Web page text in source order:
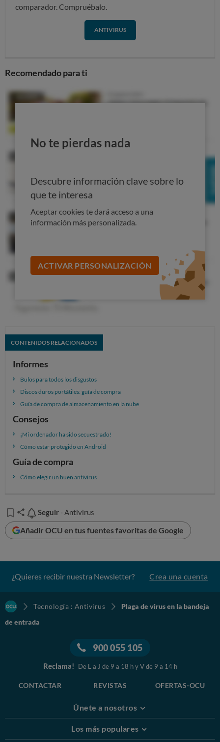
comparador. Compruébalo.
ANTIVIRUS
Recomendado para ti
No te pierdas nada
Descubre información clave sobre lo
que te interesa
Aceptar cookies te dará acceso a una
información más personalizada.
ACTIVAR PERSONALIZACIÓN
CONTENIDOS RELACIONADOS
Informes
Bulos para todos los disgustos
Discos duros portátiles: guía de compra
Guía de compra de almacenamiento en la nube
Consejos
¡Mi ordenador ha sido secuestrado!
Cómo estar protegido en Android
Guía de compra
Cómo elegir un buen antivirus
Seguir
Seguir - Antivirus
Añadir OCU en tus fuentes favoritas de Google
¿Quieres recibir nuestra Newsletter? Crea una cuenta
Tecnología : Antivirus
Plaga de virus en la bandeja
de entrada
900 055 105
Reclama! De L a J de 9 a 18 h y V de 9 a 14 h
CONTACTAR REVISTAS OFERTAS-OCU
Únete a nosotros
Los más populares